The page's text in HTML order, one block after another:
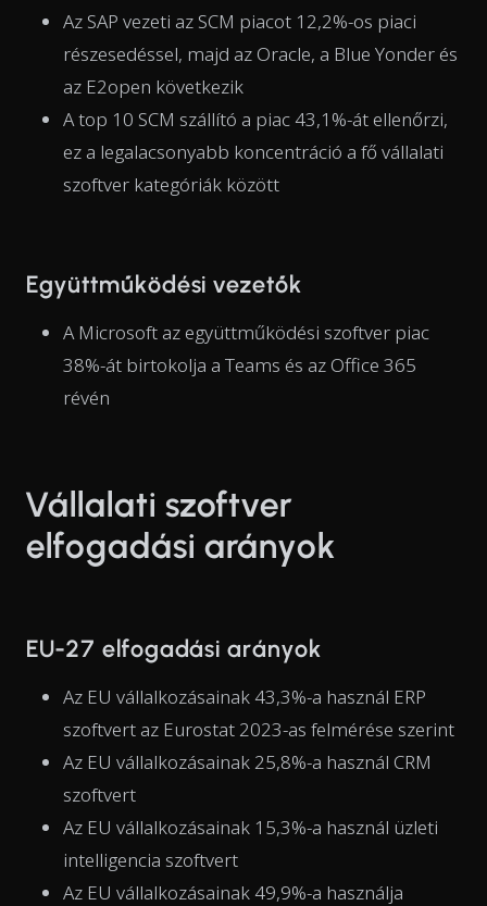
Az SAP vezeti az SCM piacot 12,2%-os piaci
részesedéssel, majd az Oracle, a Blue Yonder és
az E2open következik
A top 10 SCM szállító a piac 43,1%-át ellenőrzi,
ez a legalacsonyabb koncentráció a fő vállalati
szoftver kategóriák között
Együttműködési vezetők
A Microsoft az együttműködési szoftver piac
38%-át birtokolja a Teams és az Office 365
révén
Vállalati szoftver
elfogadási arányok
EU-27 elfogadási arányok
Az EU vállalkozásainak 43,3%-a használ ERP
szoftvert az Eurostat 2023-as felmérése szerint
Az EU vállalkozásainak 25,8%-a használ CRM
szoftvert
Az EU vállalkozásainak 15,3%-a használ üzleti
intelligencia szoftvert
Az EU vállalkozásainak 49,9%-a használja